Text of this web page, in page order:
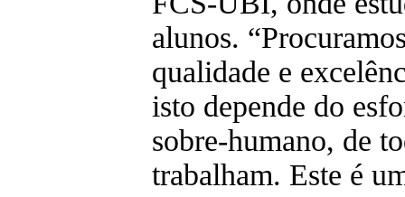
alunos.
qualidade e
isto depende do
sobre-humano, de
trabalham. Este é